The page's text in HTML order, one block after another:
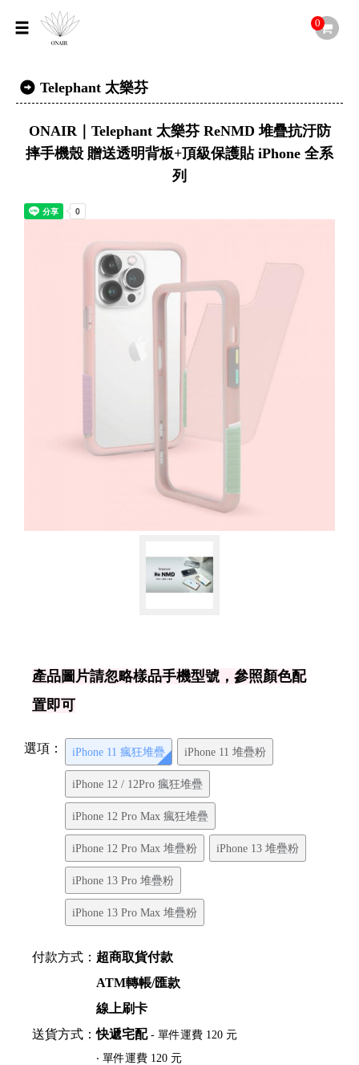
0
Telephant 太樂芬
ONAIR｜Telephant 太樂芬 ReNMD 堆疊抗汙防
摔手機殼 贈送透明背板+頂級保護貼 iPhone 全系
列
產品圖片請忽略樣品手機型號，參照顏色配
置即可
選項： iPhone 11 瘋狂堆疊 iPhone 11 堆疊粉
iPhone 12 / 12Pro 瘋狂堆疊
iPhone 12 Pro Max 瘋狂堆疊
iPhone 12 Pro Max 堆疊粉 iPhone 13 堆疊粉
iPhone 13 Pro 堆疊粉
iPhone 13 Pro Max 堆疊粉
付款方式： 超商取貨付款
ATM轉帳/匯款
線上刷卡
送貨方式：快遞宅配- 單件運費 120 元
‧ 單件運費 120 元